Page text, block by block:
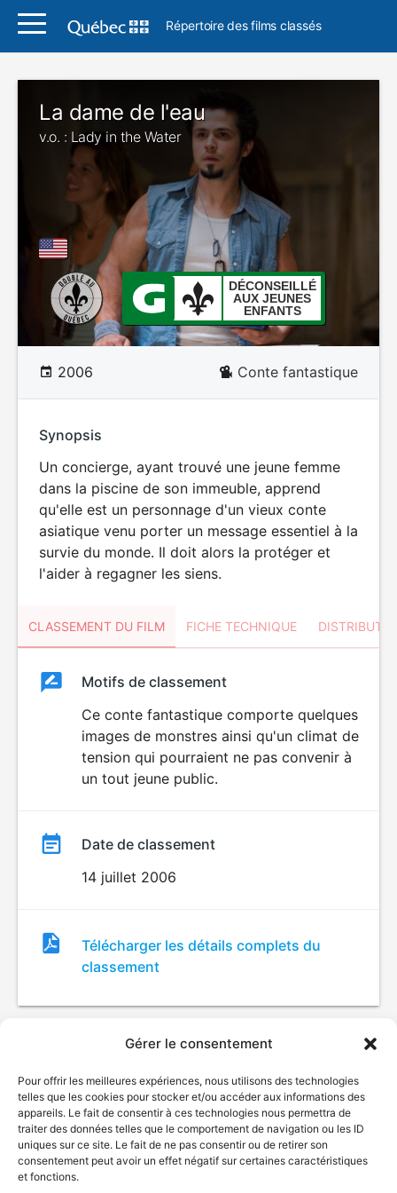
Gérer le consentement
Pour offrir les meilleures expériences, nous utilisons des technologies
telles que les cookies pour stocker et/ou accéder aux informations des
appareils. Le fait de consentir à ces technologies nous permettra de
traiter des données telles que le comportement de navigation ou les ID
uniques sur ce site. Le fait de ne pas consentir ou de retirer son
consentement peut avoir un effet négatif sur certaines caractéristiques
et fonctions.
Répertoire des films classés
La dame de l'eau
v.o. : Lady in the Water
DÉCONSEILLÉ
AUX JEUNES
ENFANTS
2006 Conte fantastique
Synopsis
Un concierge, ayant trouvé une jeune femme
dans la piscine de son immeuble, apprend
qu'elle est un personnage d'un vieux conte
asiatique venu porter un message essentiel à la
survie du monde. Il doit alors la protéger et
l'aider à regagner les siens.
CLASSEMENT DU FILM FICHE TECHNIQUE
ClassementClassement
DÉCONSEILLÉ
AUX JEUNES
ENFANTS
Motifs de classement
Ce conte fantastique comporte quelques
images de monstres ainsi qu'un climat de
tension qui pourraient ne pas convenir à
un tout jeune public.
Date de classement
14 juillet 2006
Fichier
de
classement
Télécharger les détails complets du
classement
© Gouvernement du Québec, 2026